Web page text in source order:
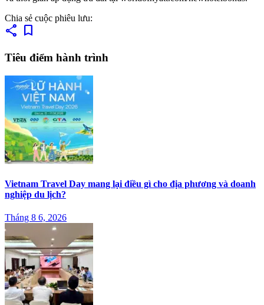
Chia sẻ cuộc phiêu lưu:
share bookmark
Tiêu điểm hành trình
Vietnam Travel Day mang lại điều gì cho địa phương và doanh
nghiệp du lịch?
Tháng 8 6, 2026